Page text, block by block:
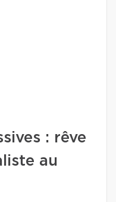
: rêve
au